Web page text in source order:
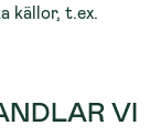
källor, t.ex.
VI